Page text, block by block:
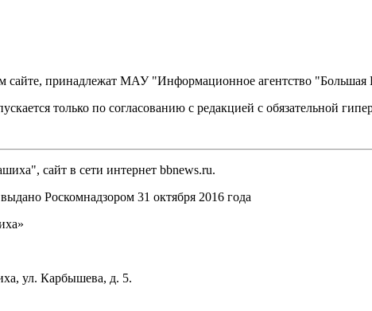
сайте, принадлежат МАУ "Информационное агентство "Большая
только по согласованию с редакцией с обязательной
сайт в сети интернет bbnews.ru.
Роскомнадзором 31 октября 2016 года
ул. Карбышева, д. 5.